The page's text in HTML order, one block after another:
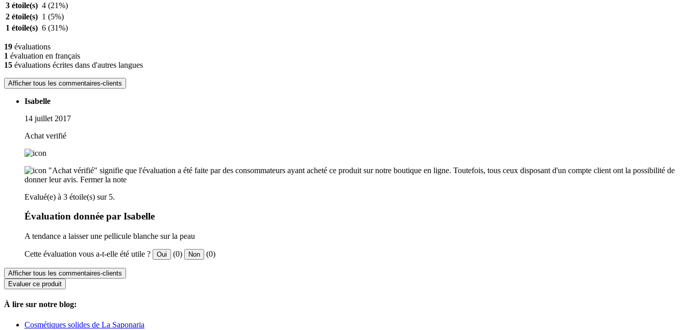
3 étoile(s) 4 (21%)
2 étoile(s) 1 (5%)
1 étoile(s) 6 (31%)
19 évaluations
1 évaluation en français
15 évaluations écrites dans d'autres langues
Afficher tous les commentaires-clients
Isabelle
14 juillet 2017
Achat verifié
"Achat vérifié" signifie que l'évaluation a été faite par des consommateurs ayant acheté ce produit sur notre boutique en ligne. Toutefois, tous ceux disposant d'un compte client ont la possibilité de
donner leur avis. Fermer la note
Evalué(e) à 3 étoile(s) sur 5.
Évaluation donnée par Isabelle
A tendance a laisser une pellicule blanche sur la peau
Cette évaluation vous a-t-elle été utile ? Oui (0) Non (0)
Afficher tous les commentaires-clients
Evaluer ce produit
À lire sur notre blog:
Cosmétiques solides de La Saponaria